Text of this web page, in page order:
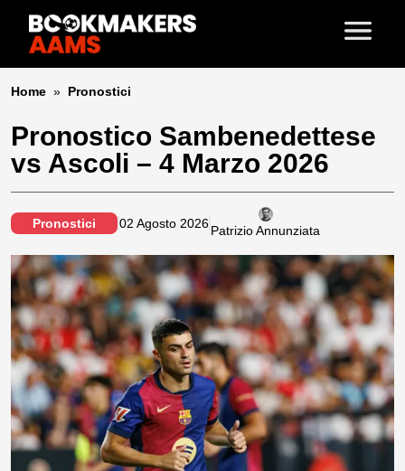
Home » Pronostici
Pronostico Sambenedettese
vs Ascoli – 4 Marzo 2026
Pronostici 02 Agosto 2026Patrizio Annunziata